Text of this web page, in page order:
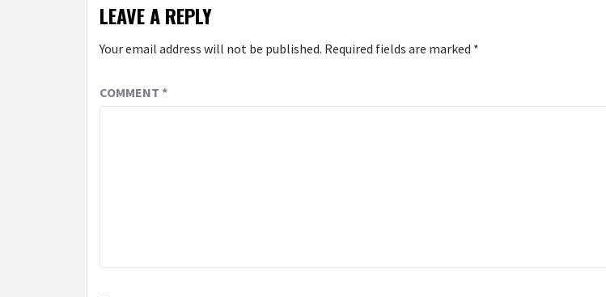
LEAVE A REPLY
Your email address will not be published. Required fields are marked *
COMMENT *